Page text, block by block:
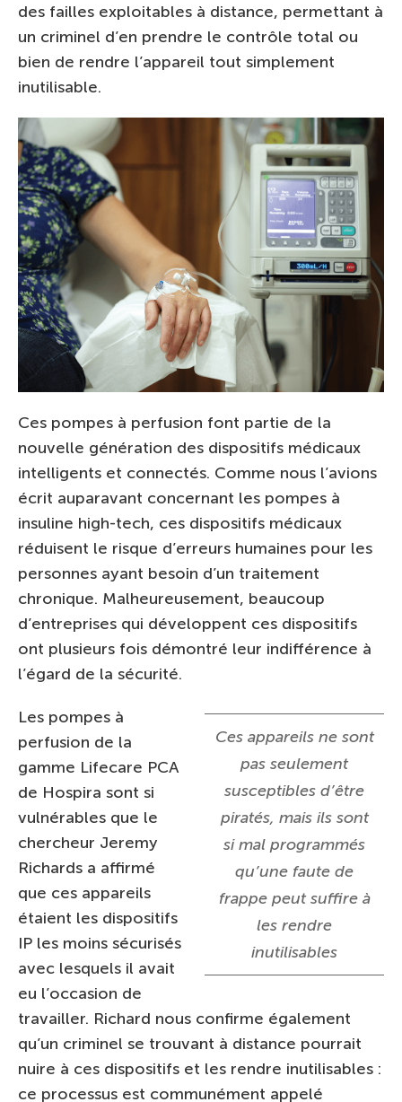
des failles exploitables à distance, permettant à
un criminel d’en prendre le contrôle total ou
bien de rendre l’appareil tout simplement
inutilisable.
Ces pompes à perfusion font partie de la
nouvelle génération des dispositifs médicaux
intelligents et connectés. Comme nous l’avions
écrit auparavant concernant les pompes à
insuline high-tech, ces dispositifs médicaux
réduisent le risque d’erreurs humaines pour les
personnes ayant besoin d’un traitement
chronique. Malheureusement, beaucoup
d’entreprises qui développent ces dispositifs
ont plusieurs fois démontré leur indifférence à
l’égard de la sécurité.
Ces appareils ne sont
pas seulement
susceptibles d’être
piratés, mais ils sont
si mal programmés
qu’une faute de
frappe peut suffire à
les rendre
inutilisables
Les pompes à
perfusion de la
gamme Lifecare PCA
de Hospira sont si
vulnérables que le
chercheur Jeremy
Richards a affirmé
que ces appareils
étaient les dispositifs
IP les moins sécurisés
avec lesquels il avait
eu l’occasion de
travailler. Richard nous confirme également
qu’un criminel se trouvant à distance pourrait
nuire à ces dispositifs et les rendre inutilisables :
ce processus est communément appelé